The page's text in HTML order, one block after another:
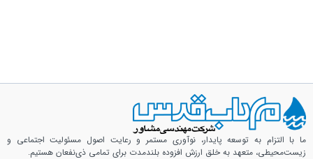
ما با التزام به توسعه پایدار، نوآوری مستمر و رعایت اصول مسئولیت اجتماعی و
زیست‌محیطی، متعهد به خلق ارزش افزوده بلندمدت برای تمامی ذی‌نفعان هستیم.